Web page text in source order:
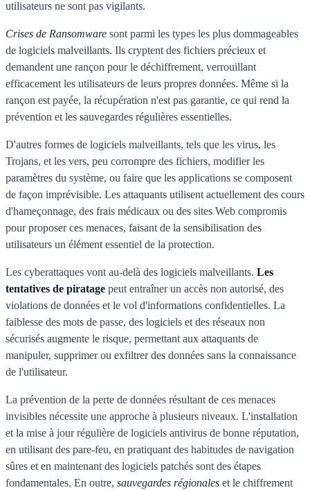
utilisateurs ne sont pas vigilants.
Crises de Ransomware sont parmi les types les plus dommageables
de logiciels malveillants. Ils cryptent des fichiers précieux et
demandent une rançon pour le déchiffrement, verrouillant
efficacement les utilisateurs de leurs propres données. Même si la
rançon est payée, la récupération n'est pas garantie, ce qui rend la
prévention et les sauvegardes régulières essentielles.
D'autres formes de logiciels malveillants, tels que les virus, les
Trojans, et les vers, peu corrompre des fichiers, modifier les
paramètres du système, ou faire que les applications se composent
de façon imprévisible. Les attaquants utilisent actuellement des cours
d'hameçonnage, des frais médicaux ou des sites Web compromis
pour proposer ces menaces, faisant de la sensibilisation des
utilisateurs un élément essentiel de la protection.
Les cyberattaques vont au-delà des logiciels malveillants. Les
tentatives de piratage peut entraîner un accès non autorisé, des
violations de données et le vol d'informations confidentielles. La
faiblesse des mots de passe, des logiciels et des réseaux non
sécurisés augmente le risque, permettant aux attaquants de
manipuler, supprimer ou exfiltrer des données sans la connaissance
de l'utilisateur.
La prévention de la perte de données résultant de ces menaces
invisibles nécessite une approche à plusieurs niveaux. L'installation
et la mise à jour régulière de logiciels antivirus de bonne réputation,
en utilisant des pare-feu, en pratiquant des habitudes de navigation
sûres et en maintenant des logiciels patchés sont des étapes
fondamentales. En outre, sauvegardes régionales et le chiffrement